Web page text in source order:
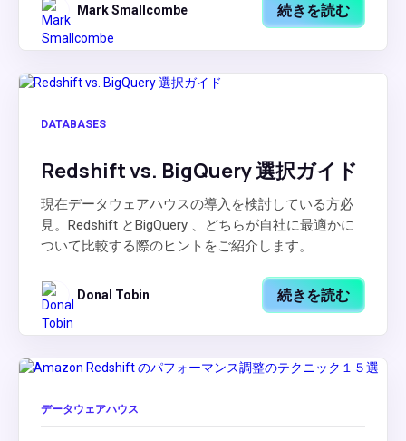
Mark Smallcombe 続きを読む
DATABASES
Redshift vs. BigQuery 選択ガイド
現在データウェアハウスの導入を検討している方必
見。Redshift とBigQuery 、どちらが自社に最適かに
ついて比較する際のヒントをご紹介します。
Donal Tobin 続きを読む
データウェアハウス